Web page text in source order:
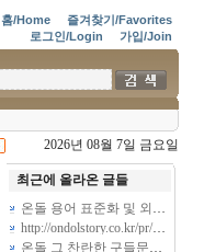
홈/Home
즐겨찾기/Favorites
로그인/Login
가입/Join
2026년 08월 7일 금요일
최근에 올라온 글들
온돌 용어 표준화 및 외국어 표기 표준화 사업
http://ondolstory.co.kr/pr/pr05_01.aspx 들러서 감상하시지요...^_^
온돌 그 찬란한 구들문화의 세계화를 위한 전략